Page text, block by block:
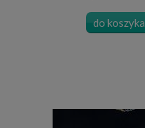
do koszyka